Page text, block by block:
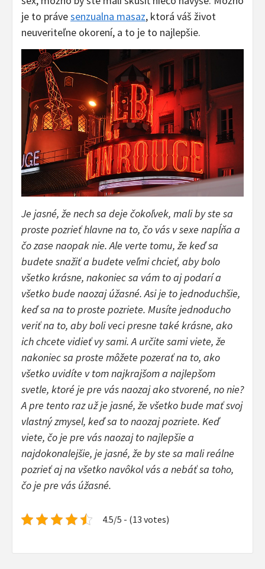
je to právesenzualna masaz, ktorá váš život
neuveriteľne okorení, a to je to najlepšie.
Je jasné, že nech sa deje čokoľvek, mali by ste sa
proste pozrieť hlavne na to, čo vás v sexe napĺňa a
čo zase naopak nie. Ale verte tomu, že keď sa
budete snažiť a budete veľmi chcieť, aby bolo
všetko krásne, nakoniec sa vám to aj podarí a
všetko bude naozaj úžasné. Asi je to jednoduchšie,
keď sa na to proste pozriete. Musíte jednoducho
veriť na to, aby boli veci presne také krásne, ako
ich chcete vidieť vy sami. A určite sami viete, že
nakoniec sa proste môžete pozerať na to, ako
všetko uvidíte v tom najkrajšom a najlepšom
svetle, ktoré je pre vás naozaj ako stvorené, no nie?
A pre tento raz už je jasné, že všetko bude mať svoj
vlastný zmysel, keď sa to naozaj pozriete. Keď
viete, čo je pre vás naozaj to najlepšie a
najdokonalejšie, je jasné, že by ste sa mali reálne
pozrieť aj na všetko navôkol vás a nebáť sa toho,
čo je pre vás úžasné.
4.5/5 - (13 votes)